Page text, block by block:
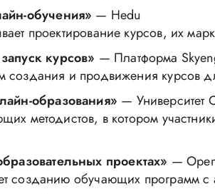
обучения» — Hedu
проектирование курсов, их
курсов» — Платформа
создания и продвижения курсов
образования» — Университет
методистов, в котором
проектах» —
созданию обучающих программ с